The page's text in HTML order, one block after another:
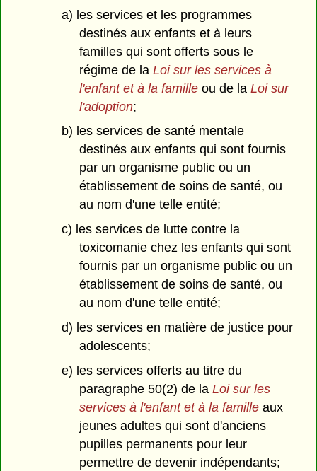
a) les services et les programmes
destinés aux enfants et à leurs
familles qui sont offerts sous le
régime de laLoi sur les services à
l'enfant et à la familleou de laLoi sur
l'adoption;
b) les services de santé mentale
destinés aux enfants qui sont fournis
par un organisme public ou un
établissement de soins de santé, ou
au nom d'une telle entité;
c) les services de lutte contre la
toxicomanie chez les enfants qui sont
fournis par un organisme public ou un
établissement de soins de santé, ou
au nom d'une telle entité;
d) les services en matière de justice pour
adolescents;
e) les services offerts au titre du
paragraphe 50(2) de la Loi sur les
services à l'enfant et à la familleaux
jeunes adultes qui sont d'anciens
pupilles permanents pour leur
permettre de devenir indépendants;